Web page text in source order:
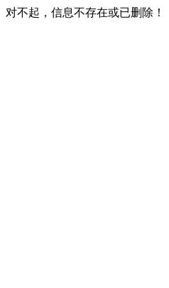
对不起，信息不存在或已删除！